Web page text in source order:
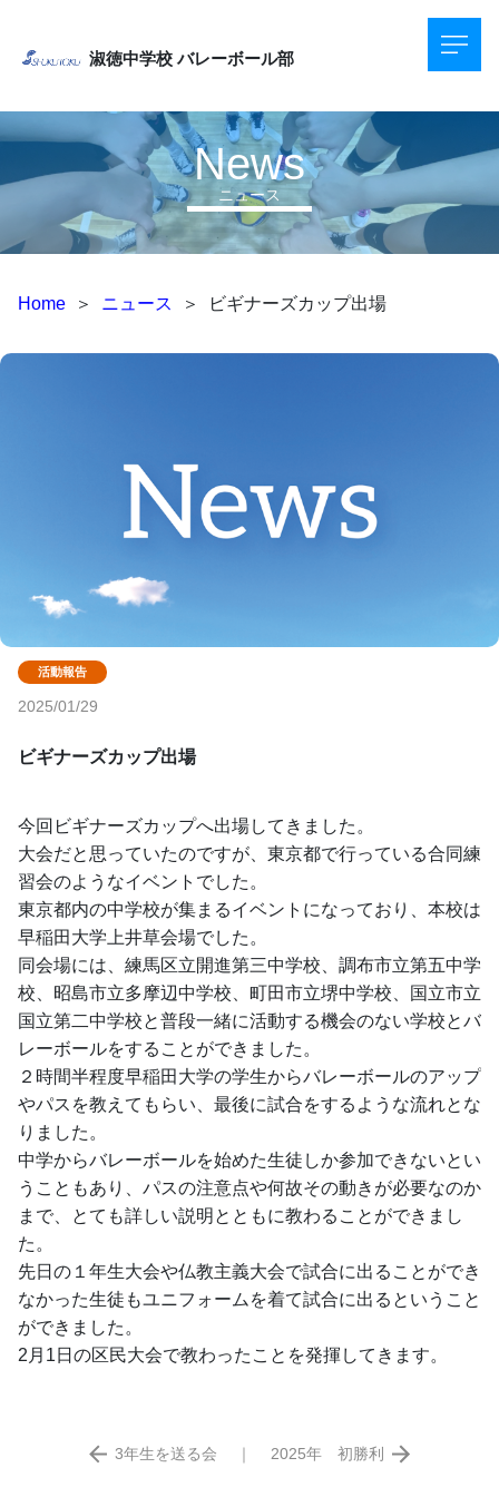
淑徳中学校 バレーボール部
ニュース
News
Home ＞ ニュース ＞ ビギナーズカップ出場
2025/01/29
ビギナーズカップ出場
今回ビギナーズカップへ出場してきました。
大会だと思っていたのですが、東京都で行っている合同練
習会のようなイベントでした。
東京都内の中学校が集まるイベントになっており、本校は
早稲田大学上井草会場でした。
同会場には、練馬区立開進第三中学校、調布市立第五中学
校、昭島市立多摩辺中学校、町田市立堺中学校、国立市立
国立第二中学校と普段一緒に活動する機会のない学校とバ
レーボールをすることができました。
２時間半程度早稲田大学の学生からバレーボールのアップ
やパスを教えてもらい、最後に試合をするような流れとな
りました。
中学からバレーボールを始めた生徒しか参加できないとい
うこともあり、パスの注意点や何故その動きが必要なのか
まで、とても詳しい説明とともに教わることができまし
た。
先日の１年生大会や仏教主義大会で試合に出ることができ
なかった生徒もユニフォームを着て試合に出るということ
ができました。
2月1日の区民大会で教わったことを発揮してきます。
3年生を送る会 ｜ 2025年 初勝利